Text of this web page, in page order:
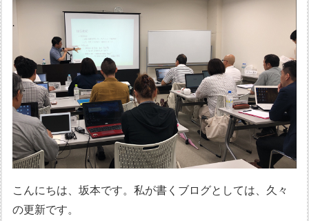
こんにちは、坂本です。私が書くブログとしては、久々
の更新です。